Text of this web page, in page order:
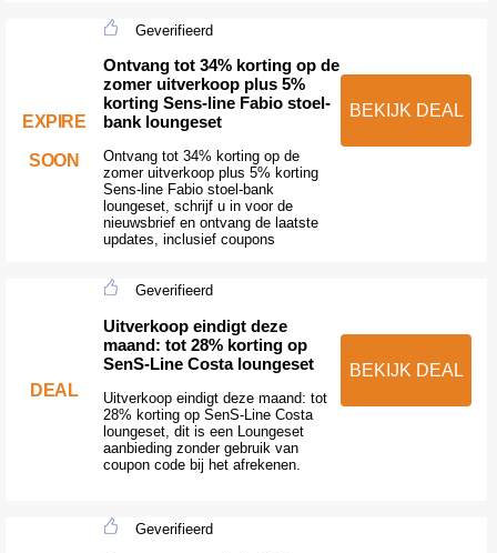
EXPIRE
SOON
Geverifieerd
Ontvang tot 34% korting op de
zomer uitverkoop plus 5%
korting Sens-line Fabio stoel-
bank loungeset
Ontvang tot 34% korting op de
zomer uitverkoop plus 5% korting
Sens-line Fabio stoel-bank
loungeset, schrijf u in voor de
nieuwsbrief en ontvang de laatste
updates, inclusief coupons
BEKIJK DEAL
DEAL
Geverifieerd
Uitverkoop eindigt deze
maand: tot 28% korting op
SenS-Line Costa loungeset
Uitverkoop eindigt deze maand: tot
28% korting op SenS-Line Costa
loungeset, dit is een Loungeset
aanbieding zonder gebruik van
coupon code bij het afrekenen.
BEKIJK DEAL
Geverifieerd